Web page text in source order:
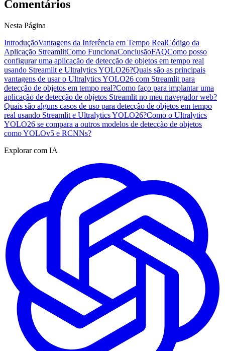
Comentários
Nesta Página
IntroduçãoVantagens da Inferência em Tempo RealCódigo da
Aplicação StreamlitComo FuncionaConclusãoFAQComo posso
configurar uma aplicação de detecção de objetos em tempo real
usando Streamlit e Ultralytics YOLO26?Quais são as principais
vantagens de usar o Ultralytics YOLO26 com Streamlit para
detecção de objetos em tempo real?Como faço para implantar uma
aplicação de detecção de objetos Streamlit no meu navegador web?
Quais são alguns casos de uso para detecção de objetos em tempo
real usando Streamlit e Ultralytics YOLO26?Como o Ultralytics
YOLO26 se compara a outros modelos de detecção de objetos
como YOLOv5 e RCNNs?
Explorar com IA